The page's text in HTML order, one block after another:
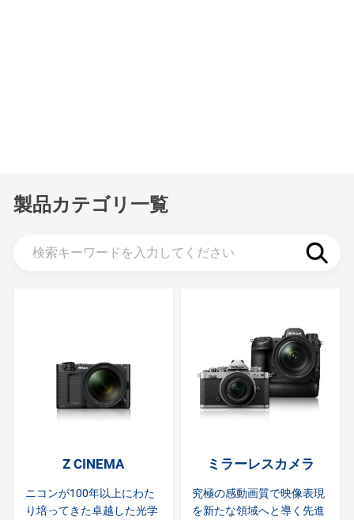
製品カテゴリ一覧
Z CINEMA
ニコンが100年以上にわた
り培ってきた卓越した光学
ミラーレスカメラ
究極の感動画質で映像表現
を新たな領域へと導く先進